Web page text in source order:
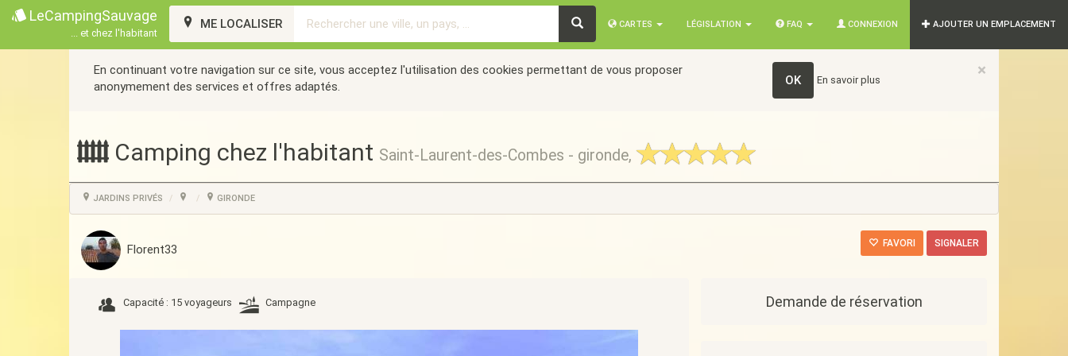
LeCampingSauvage
... et chez l'habitant
CARTES LÉGISLATION FAQ CONNEXION AJOUTER UN EMPLACEMENT
ME LOCALISER
×
En continuant votre navigation sur ce site, vous acceptez l'utilisation des cookies permettant de vous proposer
anonymement des services et offres adaptés.
OK En savoir plus
Camping chez l'habitant Saint-Laurent-des-Combes - gironde,
JARDINS PRIVÉS GIRONDE
Florent33 FAVORI SIGNALER
Capacité : 15 voyageurs Campagne Demande de réservation